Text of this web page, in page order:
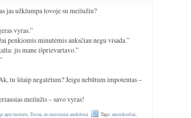
jas užklumpa lovoje su meilužiu?
vyras.”
penkiomis minutėmis anksčiau negu visada.”
jis mane išprievartavo.”
tu šitaip negalėtum? Jeigu nebūtum impotentas –
meilužis – savo vyras!
apie moteris,Tostai,ne-rasistiniai anekdotai Tags:amerikiečiai,